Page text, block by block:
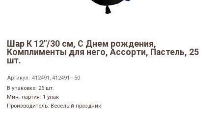
Шар К 12"/30 см, С Днем рождения,
Комплименты для него, Ассорти, Пастель, 25
шт.
Артикул: 412491, 412491—50
В упаковке: 25 шт.
Мин. партия: 1 упак
Производитель: Веселый праздник